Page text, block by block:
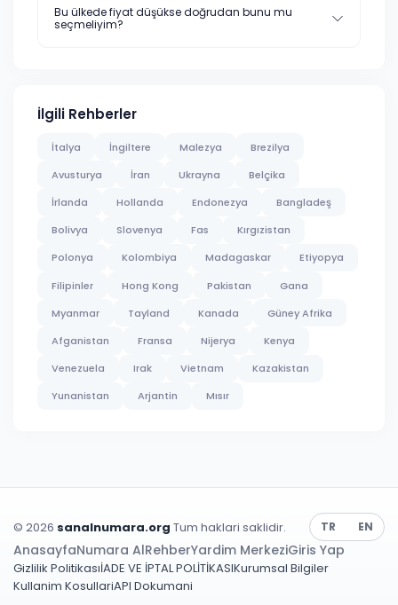
Bu ülkede fiyat düşükse doğrudan bunu mu
seçmeliyim?
İlgili Rehberler
İtalya İngiltere Malezya
Brezilya
Avusturya
İran Ukrayna
Belçika
İrlanda
Hollanda Endonezya
Bangladeş
Bolivya
Slovenya Fas
Kırgızistan
Polonya
Kolombiya Madagaskar
Etiyopya
Filipinler
Hong Kong Pakistan
Gana
Myanmar
Tayland Kanada
Güney Afrika
Afganistan
Fransa Nijerya
Kenya
Venezuela
Irak Vietnam
Kazakistan
Yunanistan
Arjantin Mısır
© 2026 sanalnumara.org Tum haklari saklidir. TR EN
AnasayfaNumara AlRehberYardim MerkeziGiris Yap
Gizlilik PolitikasıİADE VE İPTAL POLİTİKASIKurumsal Bilgiler
Kullanim KosullariAPI Dokumani